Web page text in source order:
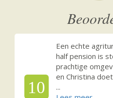
10
Een echte
half pension is
prachtige
en Christina
...